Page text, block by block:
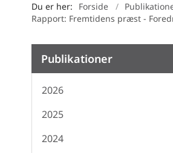
Du er her: Forside
Rapport: Fremtidens præst -
Publikationer
2026
2025
2024